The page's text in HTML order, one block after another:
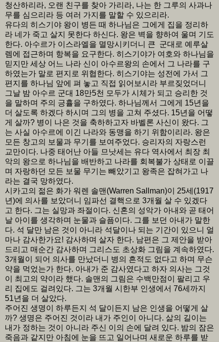
청산하리라, 오랜 친구를 찾아 가리라, 나는 한 그루의 사과나
무를 심으리라 등 여러 가지를 말할 수 있으리라.
유다의 히스기야 왕이 병든 때 하나님은 그에게 집을 정리하
라 네가 죽고 살지 못한다 하신다. 왕은 벽을 향하여 울며 기도
한다. 아수르가 이스라엘을 멸망시키더니 큰 군대로 예루살
렘에 접근하며 항복을 요구한다. 히스기야가 여호와 하나님을
믿지만 세상 어느 나라 신이 아수르왕의 손에서 그 나라를 구
하였는가 말로 편지로 위협한다. 히스기야는 성전에 가서 그
편지를 하나님 앞에 펴 놓고 직접 읽어보시라 부르짖었더니
그날 밤 아수르 군대 18만5천 모두가 시체가 되고 승리한 것
을 말하며 주의 긍휼을 구하였다. 하나님께서 그에게 15년을
더 살도록 하겠다 하시며 그의 병을 고쳐 주셨다. 15년을 어떻
게 살까? 병이 나은 것을 축하하고자 바벨론 사신이 왔다. 그
는 사실 아수르에 이긴 나라와 동맹을 하기 위함이리라. 왕은
모든 창고의 보물과 무기를 보여주었다. 승리자의 자랑스런
교만이다. 나중 태어난 아들 므낫세는 유다 역사에서 최장 최
악의 왕으로 하나님을 배반하고 나라를 회복불가 상태로 이끌
며 자랑하던 모든 보물 무기는 빼았기고 왕족은 잡혀가고 나
라는 결국 망하였다.
시카고의 젊은 화가 워렌 솔맨(Warren Sallman)이 25세(1917
년)에 의사를 보았더니 임파선 결핵으로 3개월 살 수 있겠다
고 한다. 그는 실망과 좌절이다. 신혼의 성악가 아내와 곧 태어
날 아이를 생각하며 눈물과 슬픔이다. 그를 보던 아내가 말한
다. 석 달만 남은 것이 아니라 석달이나 되는 기간이 있으니 얼
마나 감사한가요! 감사하며 살자 한다. 남편은 그 제안을 받아
드리고 매순간 감사하며 그리스도 초상화 그림을 계속하였다.
3개월이 되어 의사를 만났더니 병의 흔적도 없다고 하며 무슨
약을 먹었는가 한다. 아내가 준 감사였다고 하자 의사는 그것
이 최고의 약이라 했다. 솔맨의 그림은 수백만점이 팔리고 우
리 집에도 걸려있다. 그는 3개월 시한부 인생에서 76세까지
51년을 더 살았다.
주어진 생명이 하루든지 석 달이든지 남은 인생을 어떻게 살
까? 생명은 주어진 것이라 내가 주인이 아니다. 삶의 길이는
내가 정하는 것이 아니라 주신 이의 손에 달려 있다. 밤의 잠은
죽음과 같지만 아침에 눈을 뜨고 일어나며 새로운 하루를 받